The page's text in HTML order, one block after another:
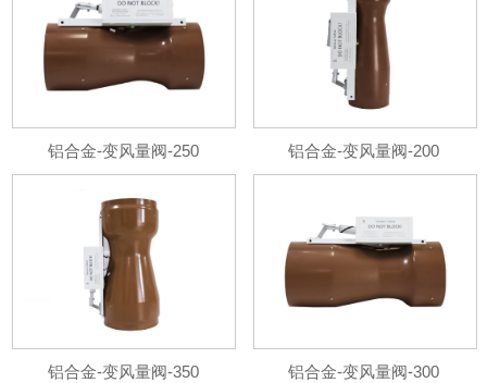
铝合金-变风量阀-200
铝合金-变风量阀-250
铝合金-变风量阀-300
铝合金-变风量阀-350